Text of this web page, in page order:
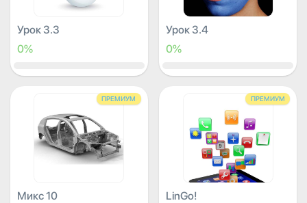
Урок 3.3
0%
Урок 3.4
0%
ПРЕМИУМ
Микс 10
ПРЕМИУМ
LinGo!